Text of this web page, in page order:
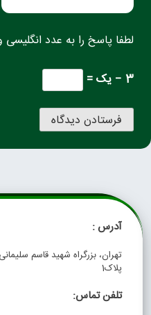
لطفا پاسخ را به عدد انگلیسی
3 − یک =
آدرس :
تهران، بزرگراه شهید قاسم
پلاک1
تلفن تماس: